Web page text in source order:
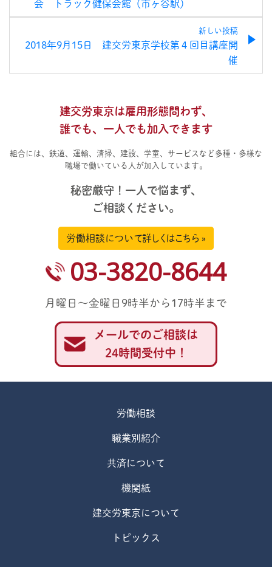
会 トラック健保会館（市ヶ谷駅）
新しい投稿
2018年9月15日 建交労東京学校第４回目講座開
催
建交労東京は雇用形態問わず、
誰でも、一人でも加入できます
組合には、鉄道、運輸、清掃、建設、学童、サービスなど多種・多様な
職場で働いている人が加入しています。
秘密厳守！一人で悩まず、
ご相談ください。
労働相談について詳しくはこちら »
03-3820-8644
月曜日～金曜日9時半から17時半まで
メールでのご相談は
24時間受付中！
労働相談
職業別紹介
共済について
機関紙
建交労東京について
トピックス